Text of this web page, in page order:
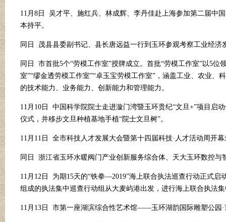
11月8日 吴才平、施红兵、林成辉、李丹佳赴上海参加第二届中
本持平。
同日 茂县县委副书记、县长唐远益一行到玉环参观考察工业经济
同日 市首批5个“劳模工作室”授牌成立。首批“劳模工作室”以5位
室”“缪金透劳模工作室”“卓玉宝劳模工作室”，涵盖工业、农业
的技术能力、业务能力、创新能力和管理能力。
11月10日 中国科学院院士走进漩门湾暨玉环贵纪“文旦+”项目启
仪式，并移步文旦种植基地手植“院士文旦树”。
11月11日 全市科技人才发展大会暨第十四届科技· 人才活动周开
同日 浙江省玉环水暖阀门产业创新服务综合体、天大玉环数控
11月12日 为期15天的“铁拳—2019”海上联合执法巡查行动正式
组成的执法集中巡查行动组从大麦屿港出发，进行海上联合执法
11月13日 市第一座湖滨综合性艺术馆——玉环湖韵国际雕塑公园 ·